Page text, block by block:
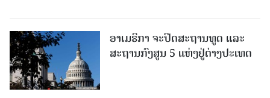
ອາເມຣິກາ ຈະປິດສະຖານທູດ ແ​ລະ
ສະຖານກົງສູນ 5 ແຫ່ງ​ຢູ່​ຕ່າງ​ປະ​ເທດ